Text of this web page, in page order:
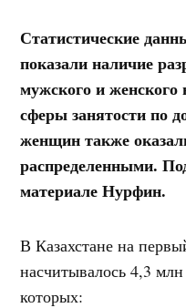
Статистические
показали наличие
мужского и
сферы занятости по
женщин также
распределенными.
материале Нурфин.
В Казахстане на
насчитывалось 4,3
которых: